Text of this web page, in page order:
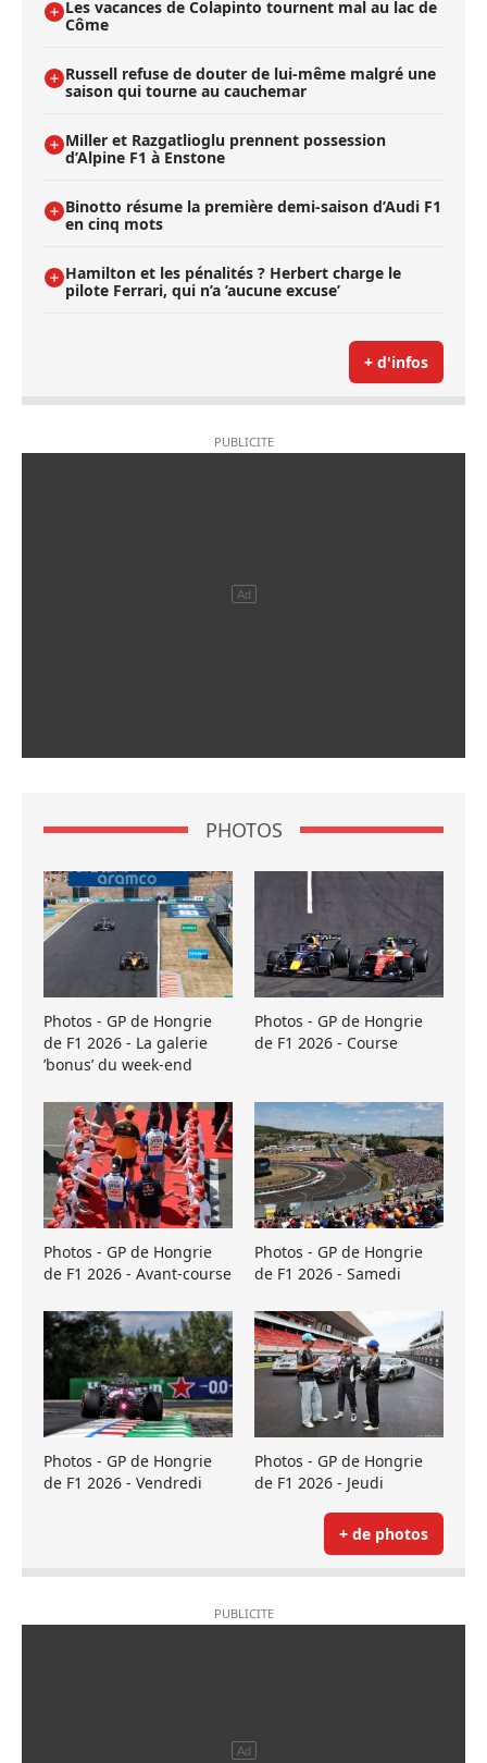
Les vacances de Colapinto tournent mal au lac de
Côme
Russell refuse de douter de lui-même malgré une
saison qui tourne au cauchemar
Miller et Razgatlioglu prennent possession
d’Alpine F1 à Enstone
Binotto résume la première demi-saison d’Audi F1
en cinq mots
Hamilton et les pénalités ? Herbert charge le
pilote Ferrari, qui n’a ’aucune excuse’
+ d'infos
PHOTOS
Photos - GP de Hongrie
de F1 2026 - La galerie
’bonus’ du week-end
Photos - GP de Hongrie
de F1 2026 - Course
Photos - GP de Hongrie
de F1 2026 - Avant-course
Photos - GP de Hongrie
de F1 2026 - Samedi
Photos - GP de Hongrie
de F1 2026 - Vendredi
Photos - GP de Hongrie
de F1 2026 - Jeudi
+ de photos